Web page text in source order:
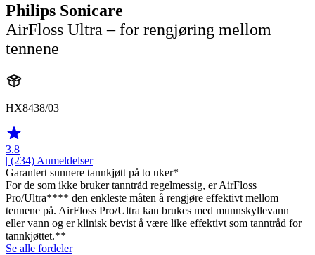
Philips Sonicare
AirFloss Ultra – for rengjøring mellom
tennene
HX8438/03
3.8
| (234) Anmeldelser
Garantert sunnere tannkjøtt på to uker*
For de som ikke bruker tanntråd regelmessig, er AirFloss
Pro/Ultra**** den enkleste måten å rengjøre effektivt mellom
tennene på. AirFloss Pro/Ultra kan brukes med munnskyllevann
eller vann og er klinisk bevist å være like effektivt som tanntråd for
tannkjøttet.**
Se alle fordeler